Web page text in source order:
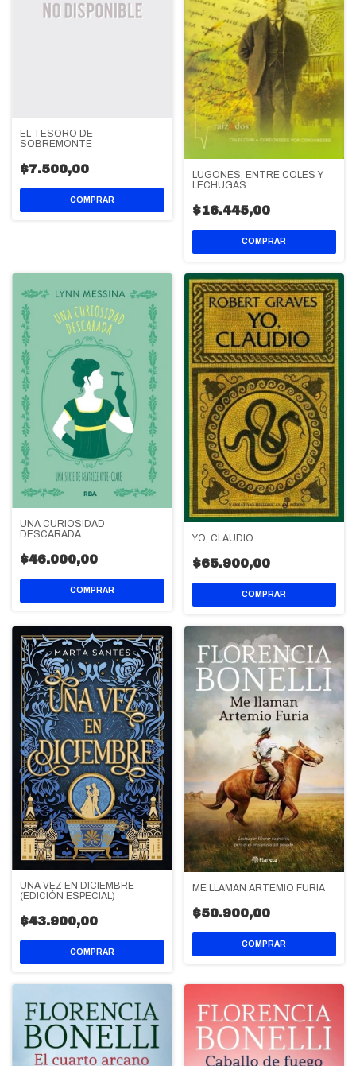
EL TESORO DE
SOBREMONTE
$7.500,00
LUGONES, ENTRE COLES Y
LECHUGAS
$16.445,00
UNA CURIOSIDAD
DESCARADA
$46.000,00
YO, CLAUDIO
$65.900,00
UNA VEZ EN DICIEMBRE
(EDICIÓN ESPECIAL)
$43.900,00
ME LLAMAN ARTEMIO FURIA
$50.900,00